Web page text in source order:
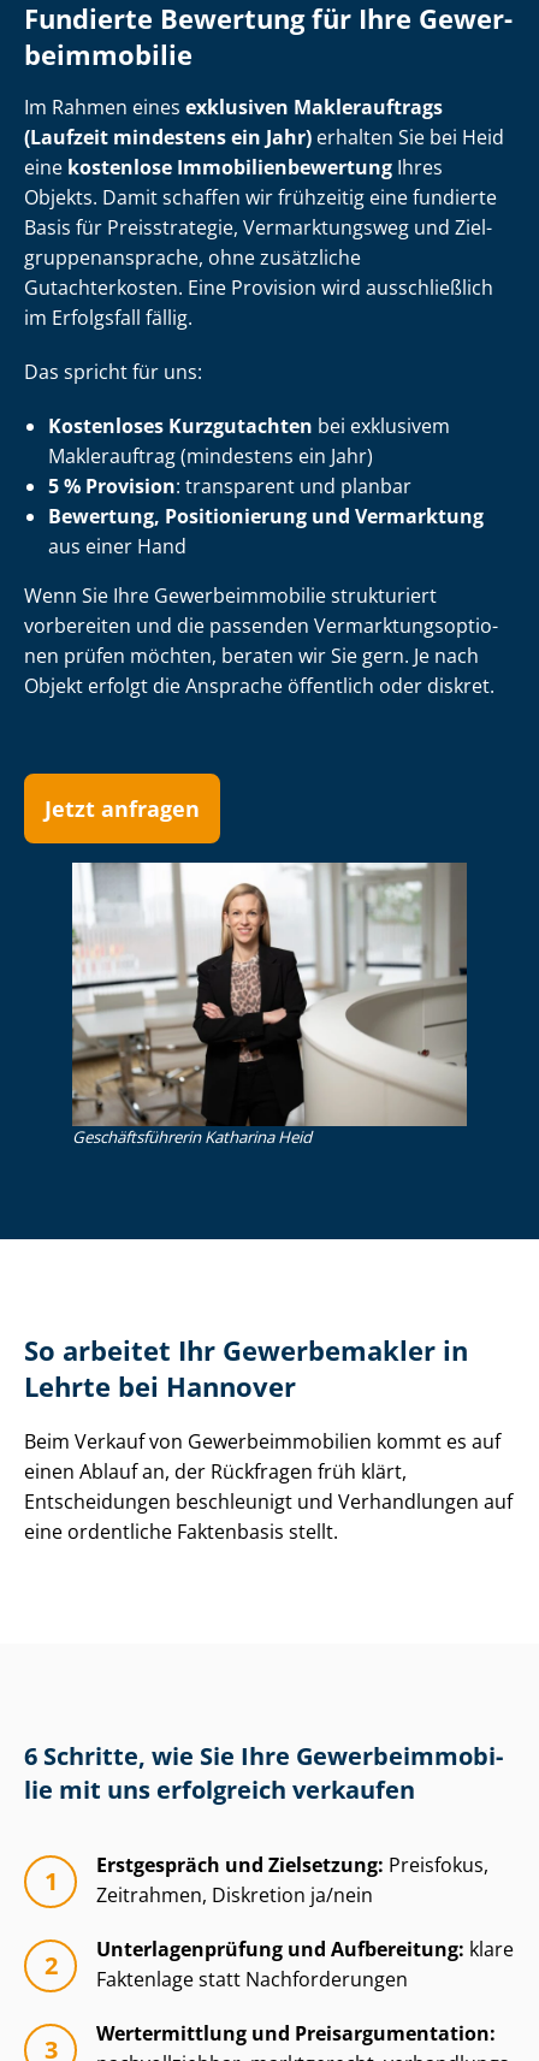
Fundierte Bewertung für Ihre Ge­wer­
be­im­mo­bi­lie
Im Rahmen eines exklusiven Maklerauftrags
(Laufzeit mindestens ein Jahr) erhalten Sie bei Heid
eine kostenlose Im­mo­bi­li­en­be­wer­tung Ihres
Objekts. Damit schaffen wir frühzeitig eine fundierte
Basis für Preisstrategie, Vermarktungsweg und Ziel­
grup­pen­an­spra­che, ohne zusätzliche
Gutachterkosten. Eine Provision wird ausschließlich
im Erfolgsfall fällig.
Das spricht für uns:
Kostenloses Kurzgutachten bei exklusivem
Maklerauftrag (mindestens ein Jahr)
5 % Provision: transparent und planbar
Bewertung, Positionierung und Vermarktung
aus einer Hand
Wenn Sie Ihre Ge­wer­be­im­mo­bi­lie strukturiert
vorbereiten und die passenden Ver­mark­tungs­op­tio­
nen prüfen möchten, beraten wir Sie gern. Je nach
Objekt erfolgt die Ansprache öffentlich oder diskret.
Jetzt anfragen
Ge­schäfts­füh­re­rin Katharina Heid
So arbeitet Ihr Gewerbemakler in
Lehrte bei Hannover
Beim Verkauf von Ge­wer­be­im­mo­bi­li­en kommt es auf
einen Ablauf an, der Rückfragen früh klärt,
Entscheidungen beschleunigt und Verhandlungen auf
eine ordentliche Faktenbasis stellt.
6 Schritte, wie Sie Ihre Ge­wer­be­im­mo­bi­
lie mit uns erfolgreich verkaufen
Erstgespräch und Zielsetzung: Preisfokus,
Zeitrahmen, Diskretion ja/nein
Un­ter­la­gen­prü­fung und Aufbereitung: klare
Faktenlage statt Nachforderungen
Wertermittlung und Preisar­gu­men­ta­ti­on: